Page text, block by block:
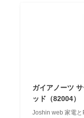
ガイアノーツ
ッド（82004）
Joshin web 家電